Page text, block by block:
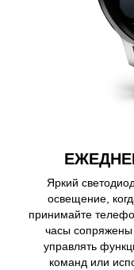
Яркий
освещение,
принимайте
часы
управлять
команд или